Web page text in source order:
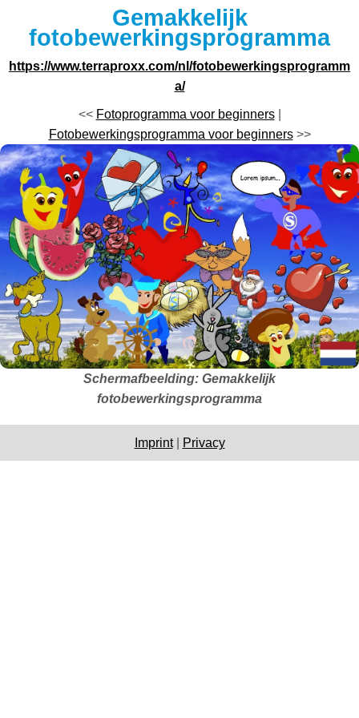
Gemakkelijk
fotobewerkingsprogramma
https://www.terraproxx.com/nl/fotobewerkingsprogramm
a/
<< Fotoprogramma voor beginners|
Fotobewerkingsprogramma voor beginners>>
Schermafbeelding: Gemakkelijk
fotobewerkingsprogramma
Imprint| Privacy